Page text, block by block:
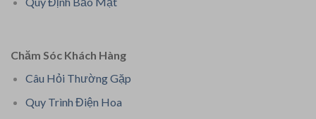
Chăm Sóc Khách Hàng
Câu Hỏi Thường Gặp
Quy Trình Điện Hoa